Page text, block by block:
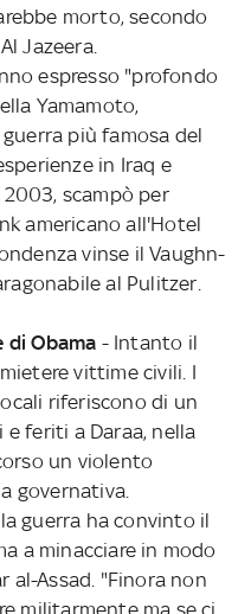
morto, secondo
Jazeera.
espresso "profondo
Yamamoto,
più famosa del
in Iraq e
scampò per
americano all'Hotel
vinse il Vaughn-
al Pulitzer.
di Obama - Intanto il
vittime civili. I
riferiscono di un
feriti a Daraa, nella
un violento
governativa.
guerra ha convinto il
a minacciare in modo
al-Assad. "Finora non
militarmente ma se ci